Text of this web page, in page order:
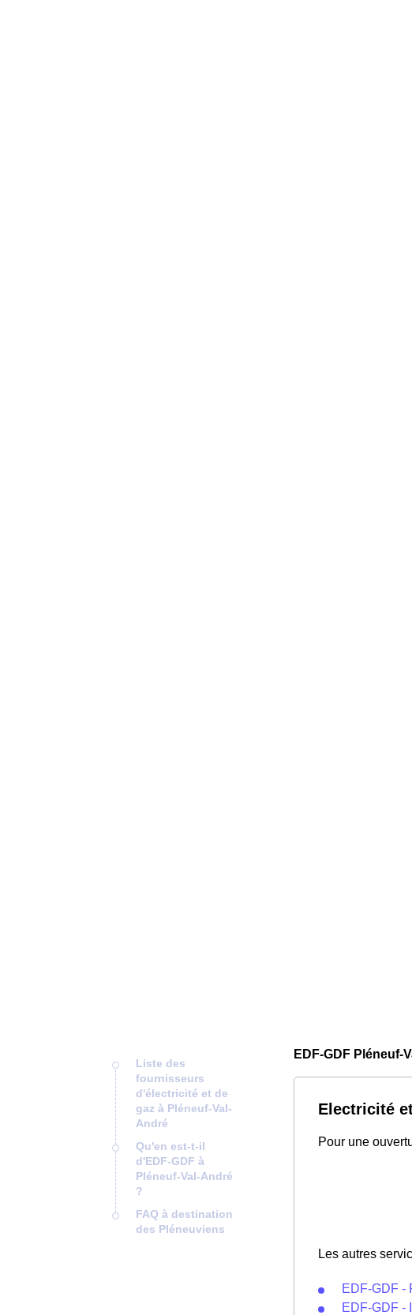
Liste des
fournisseurs
d'électricité et de
gaz à Pléneuf-Val-
André
Qu'en est-t-il
d'EDF-GDF à
Pléneuf-Val-André
?
FAQ à destination
des Pléneuviens
EDF-GDF Pléneuf-
Electricité
Pour une
Les autres
EDF-GDF -
EDF-GDF -